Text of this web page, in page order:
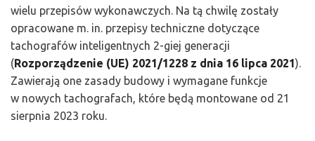
wielu przepisów wykonawczych. Na tą chwilę zostały
opracowane m. in. przepisy techniczne dotyczące
tachografów inteligentnych 2-giej generacji
(Rozporządzenie (UE) 2021/1228 z dnia 16 lipca 2021).
Zawierają one zasady budowy i wymagane funkcje
w nowych tachografach, które będą montowane od 21
sierpnia 2023 roku.